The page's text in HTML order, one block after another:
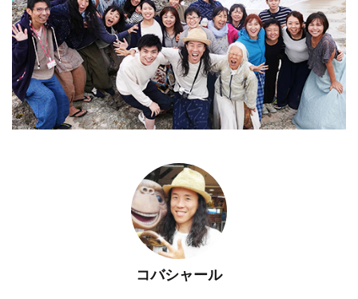
コバシャール